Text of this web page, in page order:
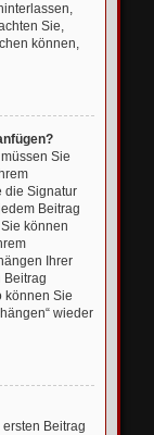
Sie,
können,
Sie
die Signatur
Beitrag
können
Ihrer
Beitrag
können Sie
wieder
Beitrag